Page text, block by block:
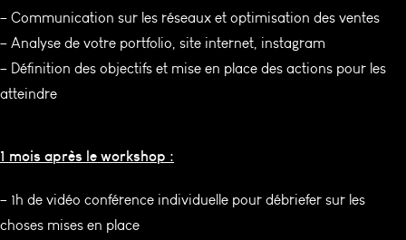
– Communication sur les réseaux et optimisation des ventes
– Analyse de votre portfolio, site internet, instagram
– Définition des objectifs et mise en place des actions pour les
atteindre
1 mois après le workshop :
– 1h de vidéo conférence individuelle pour débriefer sur les
choses mises en place